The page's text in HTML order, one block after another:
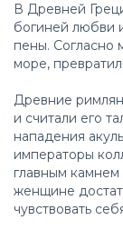
В Древней
богиней любви
пены. Согласно
море,
Древние
и считали его
нападения
императоры
главным
женщине
чувствовать